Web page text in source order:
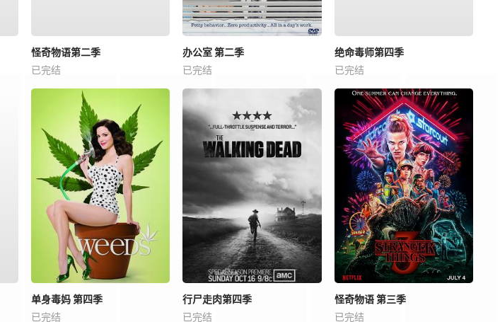
怪奇物语第二季
已完结
办公室 第二季
已完结
绝命毒师第四季
已完结
单身毒妈 第四季
已完结
行尸走肉第四季
已完结
怪奇物语 第三季
已完结